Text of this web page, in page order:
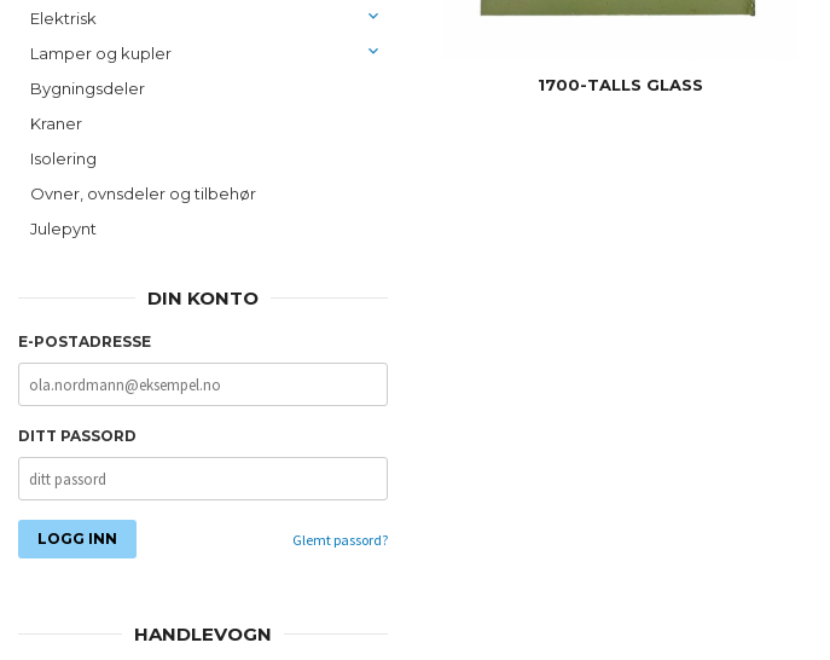
1700-TALLS GLASS
Elektrisk
Lamper og kupler
Bygningsdeler
Kraner
Isolering
Ovner, ovnsdeler og tilbehør
Julepynt
DIN KONTO
E-POSTADRESSE
DITT PASSORD
Glemt passord?
HANDLEVOGN